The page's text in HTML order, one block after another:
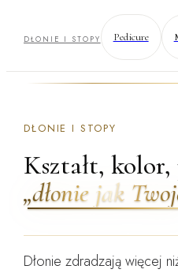
DŁONIE I STOPY Pedicure
DŁONIE I STOPY
Kształt, kolor,
„dłonie jak
Dłonie zdradzają więcej